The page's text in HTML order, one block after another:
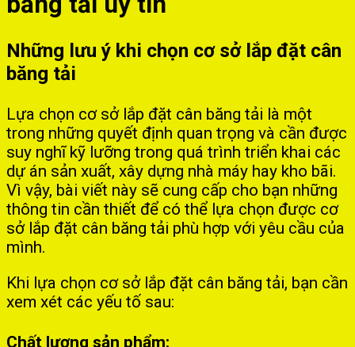
Những lưu ý khi chọn cơ sở lắp đặt cân
băng tải
Lựa chọn cơ sở lắp đặt cân băng tải là một
trong những quyết định quan trọng và cần được
suy nghĩ kỹ lưỡng trong quá trình triển khai các
dự án sản xuất, xây dựng nhà máy hay kho bãi.
Vì vậy, bài viết này sẽ cung cấp cho bạn những
thông tin cần thiết để có thể lựa chọn được cơ
sở lắp đặt cân băng tải phù hợp với yêu cầu của
mình.
Khi lựa chọn cơ sở lắp đặt cân băng tải, bạn cần
xem xét các yếu tố sau:
Chất lượng sản phẩm: